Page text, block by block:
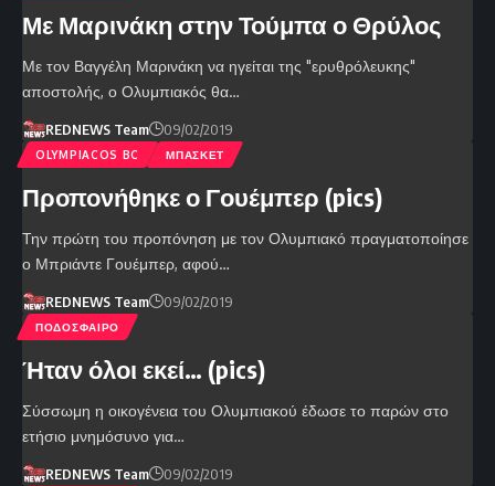
Με Μαρινάκη στην Τούμπα ο Θρύλος
Με τον Βαγγέλη Μαρινάκη να ηγείται της "ερυθρόλευκης"
αποστολής, ο Ολυμπιακός θα…
REDNEWS Team 09/02/2019
OLYMPIACOS BC ΜΠΑΣΚΕΤ
Προπονήθηκε ο Γουέμπερ (pics)
Την πρώτη του προπόνηση με τον Ολυμπιακό πραγματοποίησε
ο Μπριάντε Γουέμπερ, αφού…
REDNEWS Team 09/02/2019
ΠΟΔΟΣΦΑΙΡΟ
Ήταν όλοι εκεί… (pics)
Σύσσωμη η οικογένεια του Ολυμπιακού έδωσε το παρών στο
ετήσιο μνημόσυνο για…
REDNEWS Team 09/02/2019